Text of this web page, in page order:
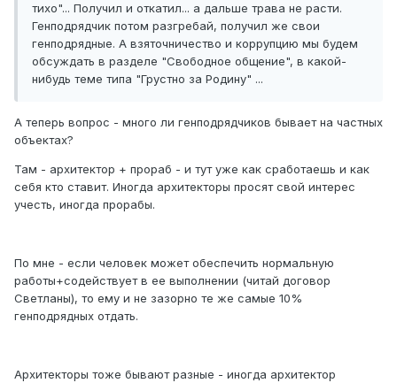
тихо"... Получил и откатил... а дальше трава не расти.
Генподрядчик потом разгребай, получил же свои
генподрядные. А взяточничество и коррупцию мы будем
обсуждать в разделе "Свободное общение", в какой-
нибудь теме типа "Грустно за Родину" ...
А теперь вопрос - много ли генподрядчиков бывает на частных
объектах?
Там - архитектор + прораб - и тут уже как сработаешь и как
себя кто ставит. Иногда архитекторы просят свой интерес
учесть, иногда прорабы.
По мне - если человек может обеспечить нормальную
работы+содействует в ее выполнении (читай договор
Светланы), то ему и не зазорно те же самые 10%
генподрядных отдать.
Архитекторы тоже бывают разные - иногда архитектор